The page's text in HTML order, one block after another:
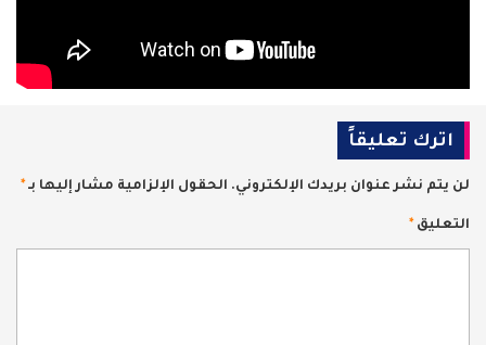
اترك تعليقاً
لن يتم نشر عنوان بريدك الإلكتروني. الحقول الإلزامية مشار إليها بـ *
التعليق *